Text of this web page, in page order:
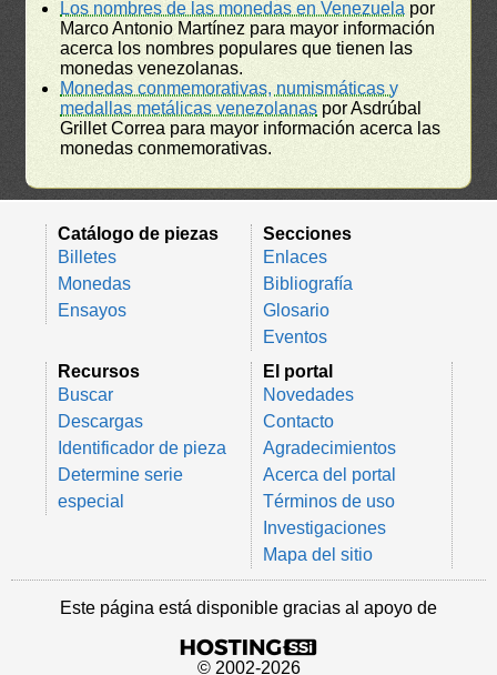
Los nombres de las monedas en Venezuela por
Marco Antonio Martínez para mayor información
acerca los nombres populares que tienen las
monedas venezolanas.
Monedas conmemorativas, numismáticas y
medallas metálicas venezolanas por Asdrúbal
Grillet Correa para mayor información acerca las
monedas conmemorativas.
Catálogo de piezas
Billetes
Monedas
Ensayos
Secciones
Enlaces
Bibliografía
Glosario
Eventos
Recursos
Buscar
Descargas
Identificador de pieza
Determine serie
especial
El portal
Novedades
Contacto
Agradecimientos
Acerca del portal
Términos de uso
Investigaciones
Mapa del sitio
Este página está disponible gracias al apoyo de
© 2002-2026